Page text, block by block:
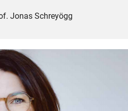
Jonas Schreyögg